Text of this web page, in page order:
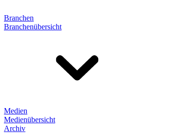
Branchen
Branchenübersicht
Medien
Medienübersicht
Archiv